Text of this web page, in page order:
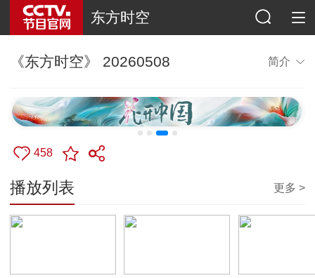
东方时空
《东方时空》 20260508 简介
458
播放列表 更多 >